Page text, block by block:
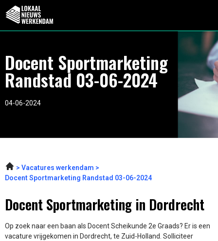
Docent Sportmarketing
Randstad 03-06-2024
04-06-2024
Vacatures werkendam
Docent Sportmarketing Randstad 03-06-2024
Docent Sportmarketing in Dordrecht
Op zoek naar een baan als Docent Scheikunde 2e Graads? Er is een
vacature vrijgekomen in Dordrecht, te Zuid-Holland. Solliciteer